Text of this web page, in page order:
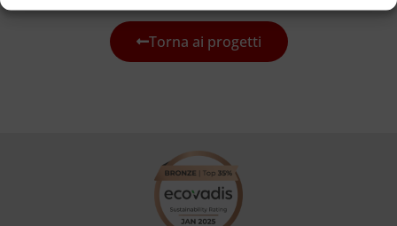
Torna ai progetti